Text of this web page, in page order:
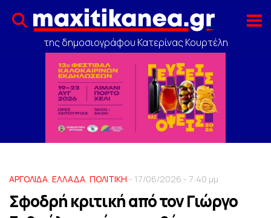
της δημοσιογράφου Κατερίνας Κουρτέλη
ΑΡΓΟΛΙΔΑ, ΕΛΛΑΔΑ, ΠΟΛΙΤΙΚΗ - 17/06/2026 - 7:40 μμ
Σφοδρή κριτική από τον Γιώργο